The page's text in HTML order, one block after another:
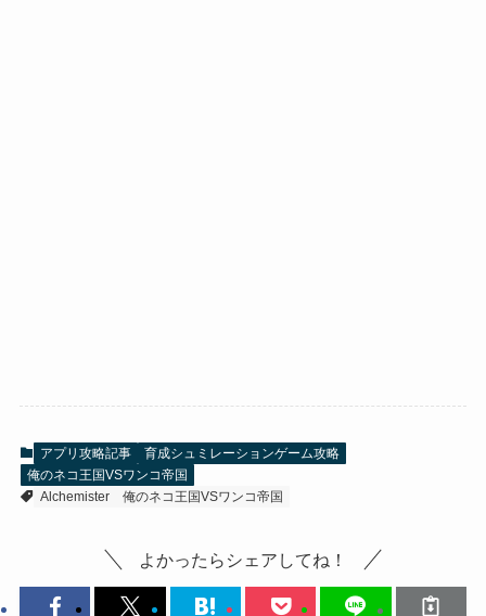
アプリ攻略記事
育成シュミレーションゲーム攻略
俺のネコ王国VSワンコ帝国
Alchemister
俺のネコ王国VSワンコ帝国
よかったらシェアしてね！